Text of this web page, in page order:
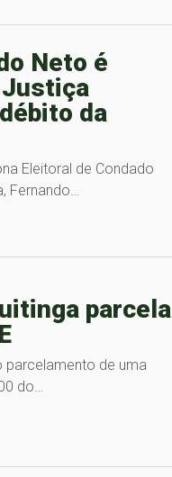
Neto é
da
Eleitoral de Condado
Fernando…
parcela
parcelamento de uma
do…